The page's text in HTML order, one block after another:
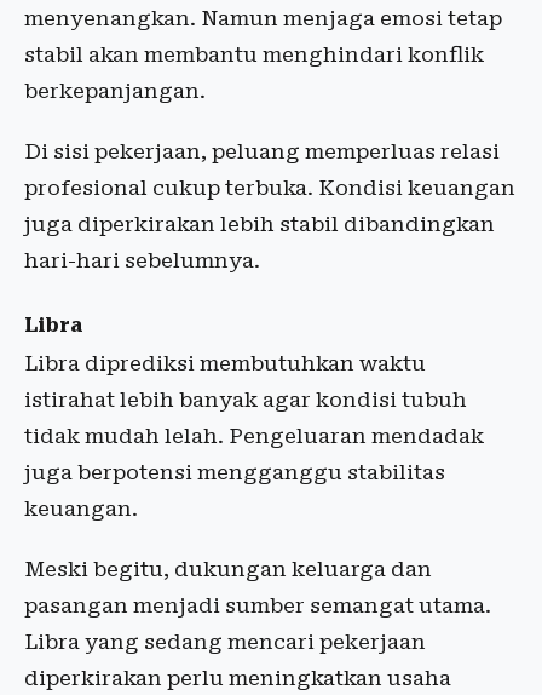
menyenangkan. Namun menjaga emosi tetap
stabil akan membantu menghindari konflik
berkepanjangan.
Di sisi pekerjaan, peluang memperluas relasi
profesional cukup terbuka. Kondisi keuangan
juga diperkirakan lebih stabil dibandingkan
hari-hari sebelumnya.
Libra
Libra diprediksi membutuhkan waktu
istirahat lebih banyak agar kondisi tubuh
tidak mudah lelah. Pengeluaran mendadak
juga berpotensi mengganggu stabilitas
keuangan.
Meski begitu, dukungan keluarga dan
pasangan menjadi sumber semangat utama.
Libra yang sedang mencari pekerjaan
diperkirakan perlu meningkatkan usaha